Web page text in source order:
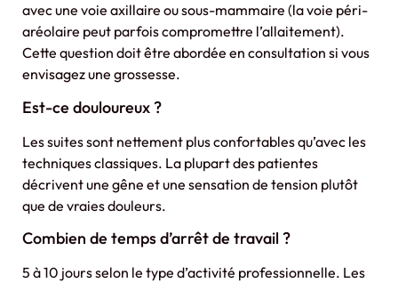
avec une voie axillaire ou sous-mammaire (la voie péri-
aréolaire peut parfois compromettre l’allaitement).
Cette question doit être abordée en consultation si vous
envisagez une grossesse.
Est-ce douloureux ?
Les suites sont nettement plus confortables qu’avec les
techniques classiques. La plupart des patientes
décrivent une gêne et une sensation de tension plutôt
que de vraies douleurs.
Combien de temps d’arrêt de travail ?
5 à 10 jours selon le type d’activité professionnelle. Les